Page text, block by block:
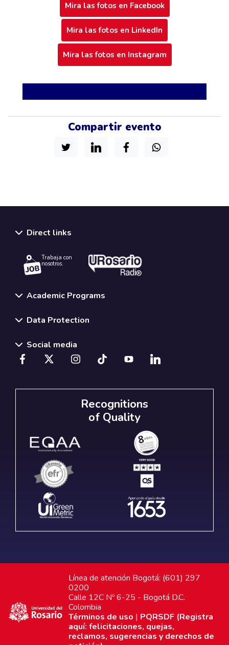
Compartir evento
Mira las fotos en Facebook
Mira las fotos en LinkedIn
Mira las fotos en Instagram
Direct links
Trabaja con
nosotros.
Academic Programs
Data Protection
Social media
Recognitions
of Quality
Línea de atención Bogotá: (601) 297
0200
Calle 12C Nº 6-25 - Bogotá D.C.
Colombia
Términos de uso | PQRSDF (Registra
aquí: felicitaciones, quejas,
reclamos, sugerencias y derechos de